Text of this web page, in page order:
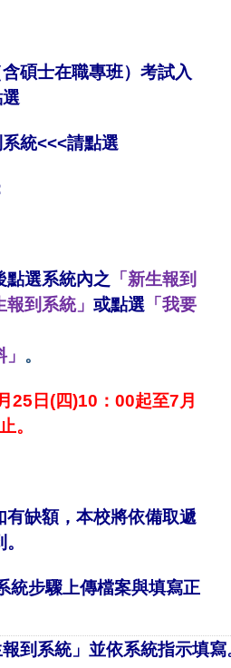
碩士在職專班）考試入
統<<<請點選
點選系統內之 「新生報到
報到系統」 或點選 「我要
。
25日(四)10：00起至7月
。
有缺額，本校將依備取遞
統步驟上傳檔案與填寫正
到系統」並依系統指示填寫